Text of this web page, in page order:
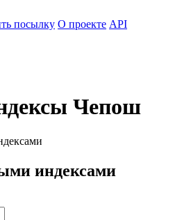
посылку О проекте API
Чепош
индексами